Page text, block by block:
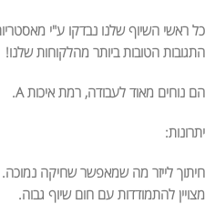
כל ראשי השיוף שלנו נבדקו ע"י
התגובות הטובות ביותר מהלקוחות שלנו!
הם נוחים מאוד לעבודה, רמת איכות A.
יתרונות:
חיתוך לייזר מה שמאפשר שחיקה נמוכה.
מצויין להתמודדות עם חום שיוף גבוה.